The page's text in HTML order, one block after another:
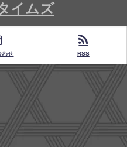
イムズ
わせ RSS